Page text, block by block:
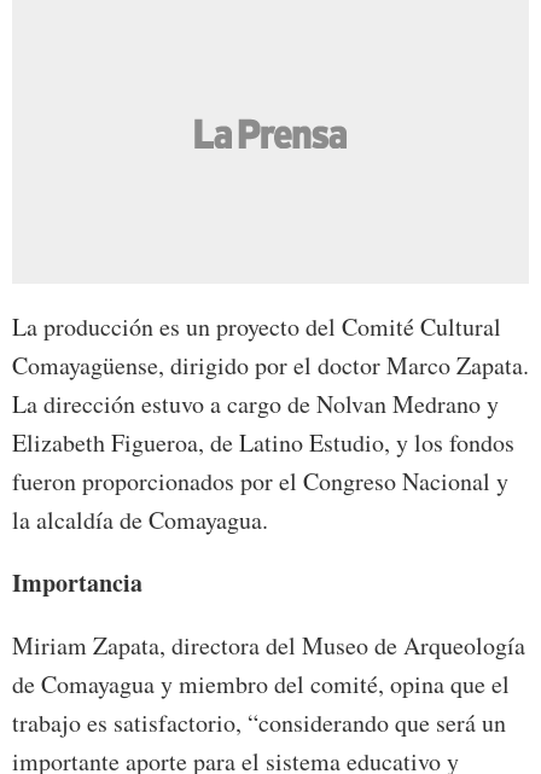
La producción es un proyecto del Comité Cultural
Comayagüense, dirigido por el doctor Marco Zapata.
La dirección estuvo a cargo de Nolvan Medrano y
Elizabeth Figueroa, de Latino Estudio, y los fondos
fueron proporcionados por el Congreso Nacional y
la alcaldía de Comayagua.
Importancia
Miriam Zapata, directora del Museo de Arqueología
de Comayagua y miembro del comité, opina que el
trabajo es satisfactorio, “considerando que será un
importante aporte para el sistema educativo y